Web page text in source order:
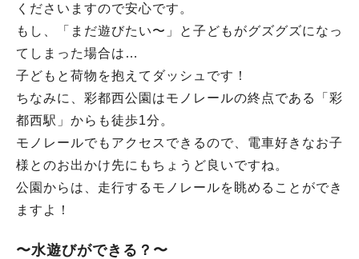
くださいますので安心です。
もし、「まだ遊びたい〜」と子どもがグズグズになっ
てしまった場合は…
子どもと荷物を抱えてダッシュです！
ちなみに、彩都西公園はモノレールの終点である「彩
都西駅」からも徒歩1分。
モノレールでもアクセスできるので、電車好きなお子
様とのお出かけ先にもちょうど良いですね。
公園からは、走行するモノレールを眺めることができ
ますよ！
〜水遊びができる？〜